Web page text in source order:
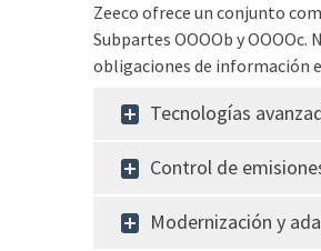
Zeeco ofrece un conjunto
Subpartes OOOOb y
obligaciones de información
Tecnologías
Control de
Modernización y